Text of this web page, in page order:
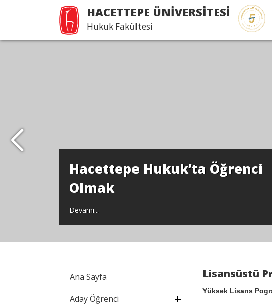
HACETTEPE ÜNİVERSİTESİ
Hukuk Fakültesi
Hacettepe Hukuk’ta Öğrenci
Olmak
Devamı...
Ana Sayfa
Aday Öğrenci
Lisansüstü
Yüksek Lisans